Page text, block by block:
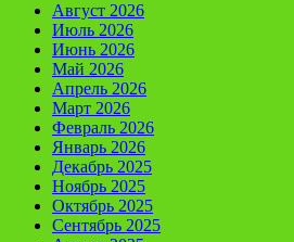
Август 2026
Июль 2026
Июнь 2026
Май 2026
Апрель 2026
Март 2026
Февраль 2026
Январь 2026
Декабрь 2025
Ноябрь 2025
Октябрь 2025
Сентябрь 2025